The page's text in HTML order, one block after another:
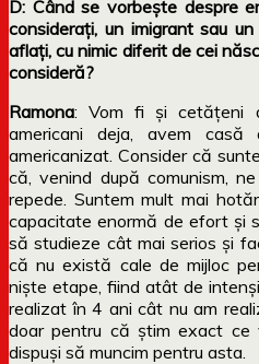
D: Când se vorbește despre
considerați, un imigrant sau
aflați, cu nimic diferit de cei
consideră?
Ramona: Vom fi și cetățeni
americani deja, avem casă
americanizat. Consider că
că, venind după comunism,
repede. Suntem mult mai
capacitate enormă de efort și
să studieze cât mai serios și
că nu există cale de mijloc
niște etape, fiind atât de
realizat în 4 ani cât nu am
doar pentru că știm exact
dispuși să muncim pentru asta.